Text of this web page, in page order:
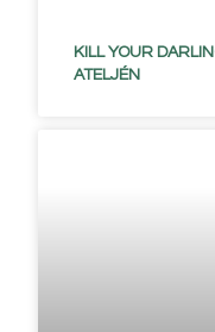
KILL YOUR
ATELJÉN